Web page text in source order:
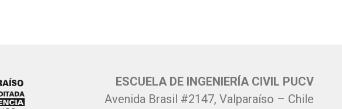
ESCUELA DE INGENIERÍA CIVIL PUCV
Avenida Brasil #2147, Valparaíso – Chile